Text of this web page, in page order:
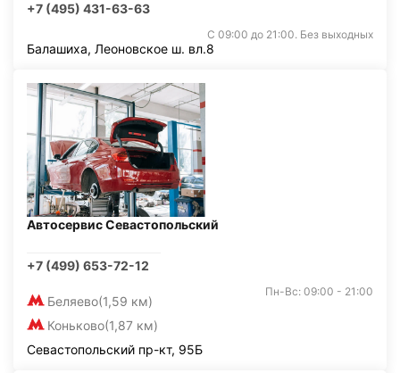
+7 (495) 431-63-63
С 09:00 до 21:00. Без выходных
Балашиха, Леоновское ш. вл.8
Автосервис Севастопольский
+7 (499) 653-72-12
Беляево(1,59 км)
Коньково(1,87 км)
Пн-Вс: 09:00 - 21:00
Севастопольский пр-кт, 95Б